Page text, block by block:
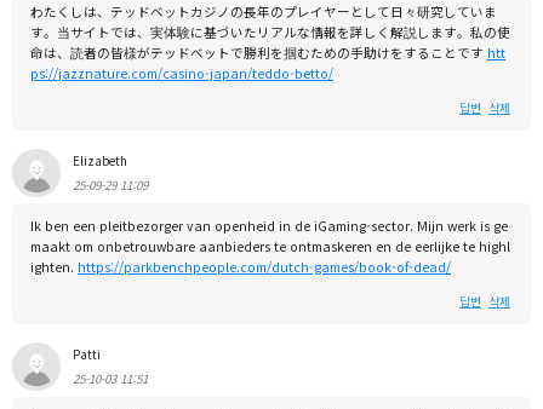
わたくしは、テッドベットカジノの長年のプレイヤーとして日々研究していま
す。当サイトでは、実体験に基づいたリアルな情報を詳しく解説します。私の使
命は、読者の皆様がテッドベットで勝利を掴むための手助けをすることです htt
ps://jazznature.com/casino-japan/teddo-betto/
답변 삭제
Elizabeth
25-09-29 11:09
Ik ben een pleitbezorger van openheid in de iGaming-sector. Mijn werk is ge
maakt om onbetrouwbare aanbieders te ontmaskeren en de eerlijke te highl
ighten. https://parkbenchpeople.com/dutch-games/book-of-dead/
답변 삭제
Patti
25-10-03 11:51